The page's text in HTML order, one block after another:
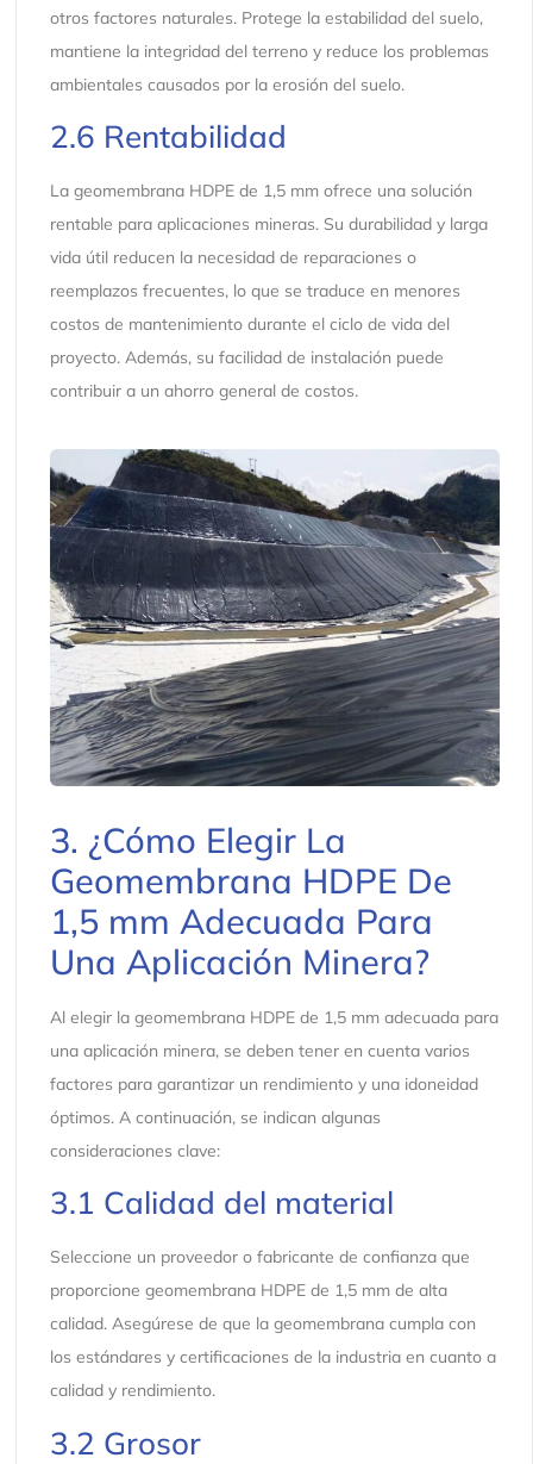
otros factores naturales. Protege la estabilidad del suelo,
mantiene la integridad del terreno y reduce los problemas
ambientales causados ​​por la erosión del suelo.
2.6 Rentabilidad
La geomembrana HDPE de 1,5 mm ofrece una solución
rentable para aplicaciones mineras. Su durabilidad y larga
vida útil reducen la necesidad de reparaciones o
reemplazos frecuentes, lo que se traduce en menores
costos de mantenimiento durante el ciclo de vida del
proyecto. Además, su facilidad de instalación puede
contribuir a un ahorro general de costos.
3. ¿Cómo Elegir La
Geomembrana HDPE De
1,5 mm Adecuada Para
Una Aplicación Minera?
Al elegir la geomembrana HDPE de 1,5 mm adecuada para
una aplicación minera, se deben tener en cuenta varios
factores para garantizar un rendimiento y una idoneidad
óptimos. A continuación, se indican algunas
consideraciones clave:
3.1 Calidad del material
Seleccione un proveedor o fabricante de confianza que
proporcione geomembrana HDPE de 1,5 mm de alta
calidad. Asegúrese de que la geomembrana cumpla con
los estándares y certificaciones de la industria en cuanto a
calidad y rendimiento.
3.2 Grosor